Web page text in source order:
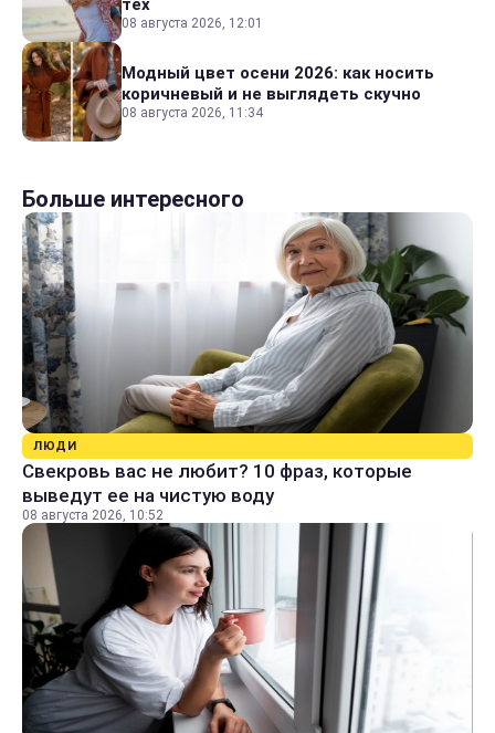
тех
08 августа 2026, 12:01
Модный цвет осени 2026: как носить
коричневый и не выглядеть скучно
08 августа 2026, 11:34
Больше интересного
ЛЮДИ
Свекровь вас не любит? 10 фраз, которые
выведут ее на чистую воду
08 августа 2026, 10:52